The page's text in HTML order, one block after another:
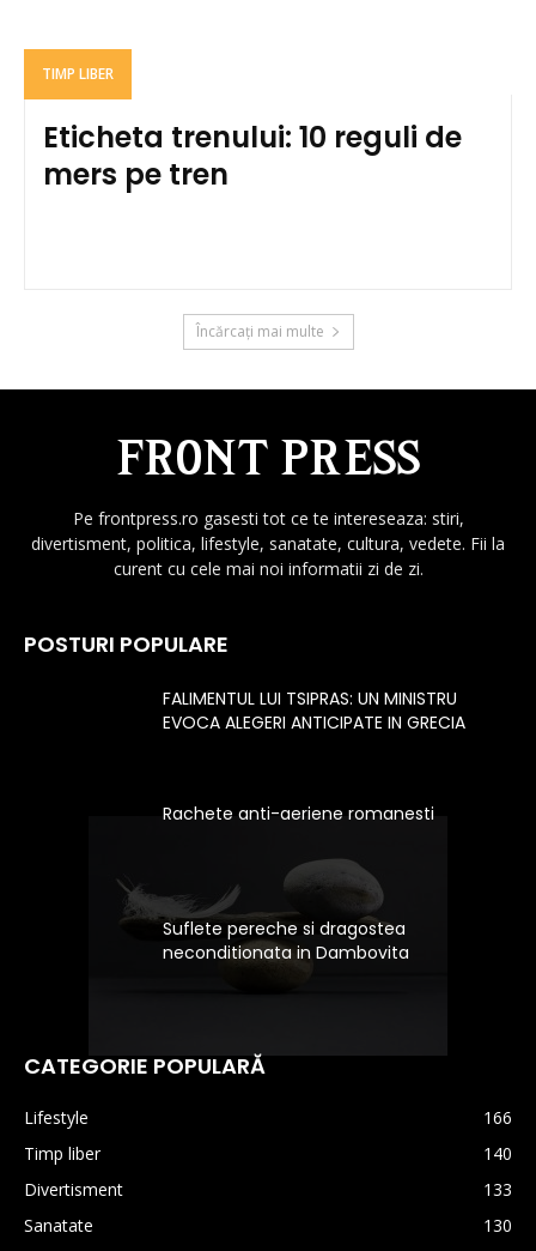
TIMP LIBER
Eticheta trenului: 10 reguli de
mers pe tren
Încărcați mai multe
Pe frontpress.ro gasesti tot ce te intereseaza: stiri,
divertisment, politica, lifestyle, sanatate, cultura, vedete. Fii la
curent cu cele mai noi informatii zi de zi.
POSTURI POPULARE
FALIMENTUL LUI TSIPRAS: UN MINISTRU
EVOCA ALEGERI ANTICIPATE IN GRECIA
Rachete anti-aeriene romanesti
Suflete pereche si dragostea
neconditionata in Dambovita
CATEGORIE POPULARĂ
Lifestyle
166
Timp liber
140
Divertisment
133
Sanatate
130